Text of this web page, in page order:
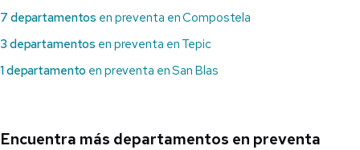
7 departamentos en preventa en Compostela
3 departamentos en preventa en Tepic
1 departamento en preventa en San Blas
Encuentra más departamentos en preventa